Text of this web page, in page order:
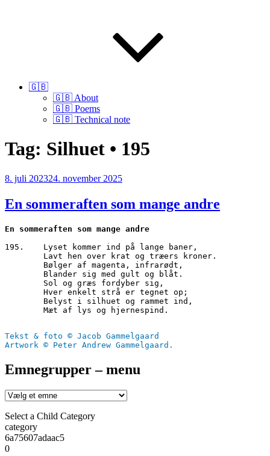
🇬🇧
🇬🇧 About
🇬🇧 Poems
🇬🇧 Technical note
Tag: Silhuet • 195
Udgivet
8. juli 202324. november 2025
En sommeraften som mange andre
195.	Lyset kommer ind på lange baner,
Tekst & foto © Jacob Gammelgaard
Artwork © Peter Andrew Gammelgaard.
Emnegrupper – menu
Select a Child Category
category
6a75607adaac5
0